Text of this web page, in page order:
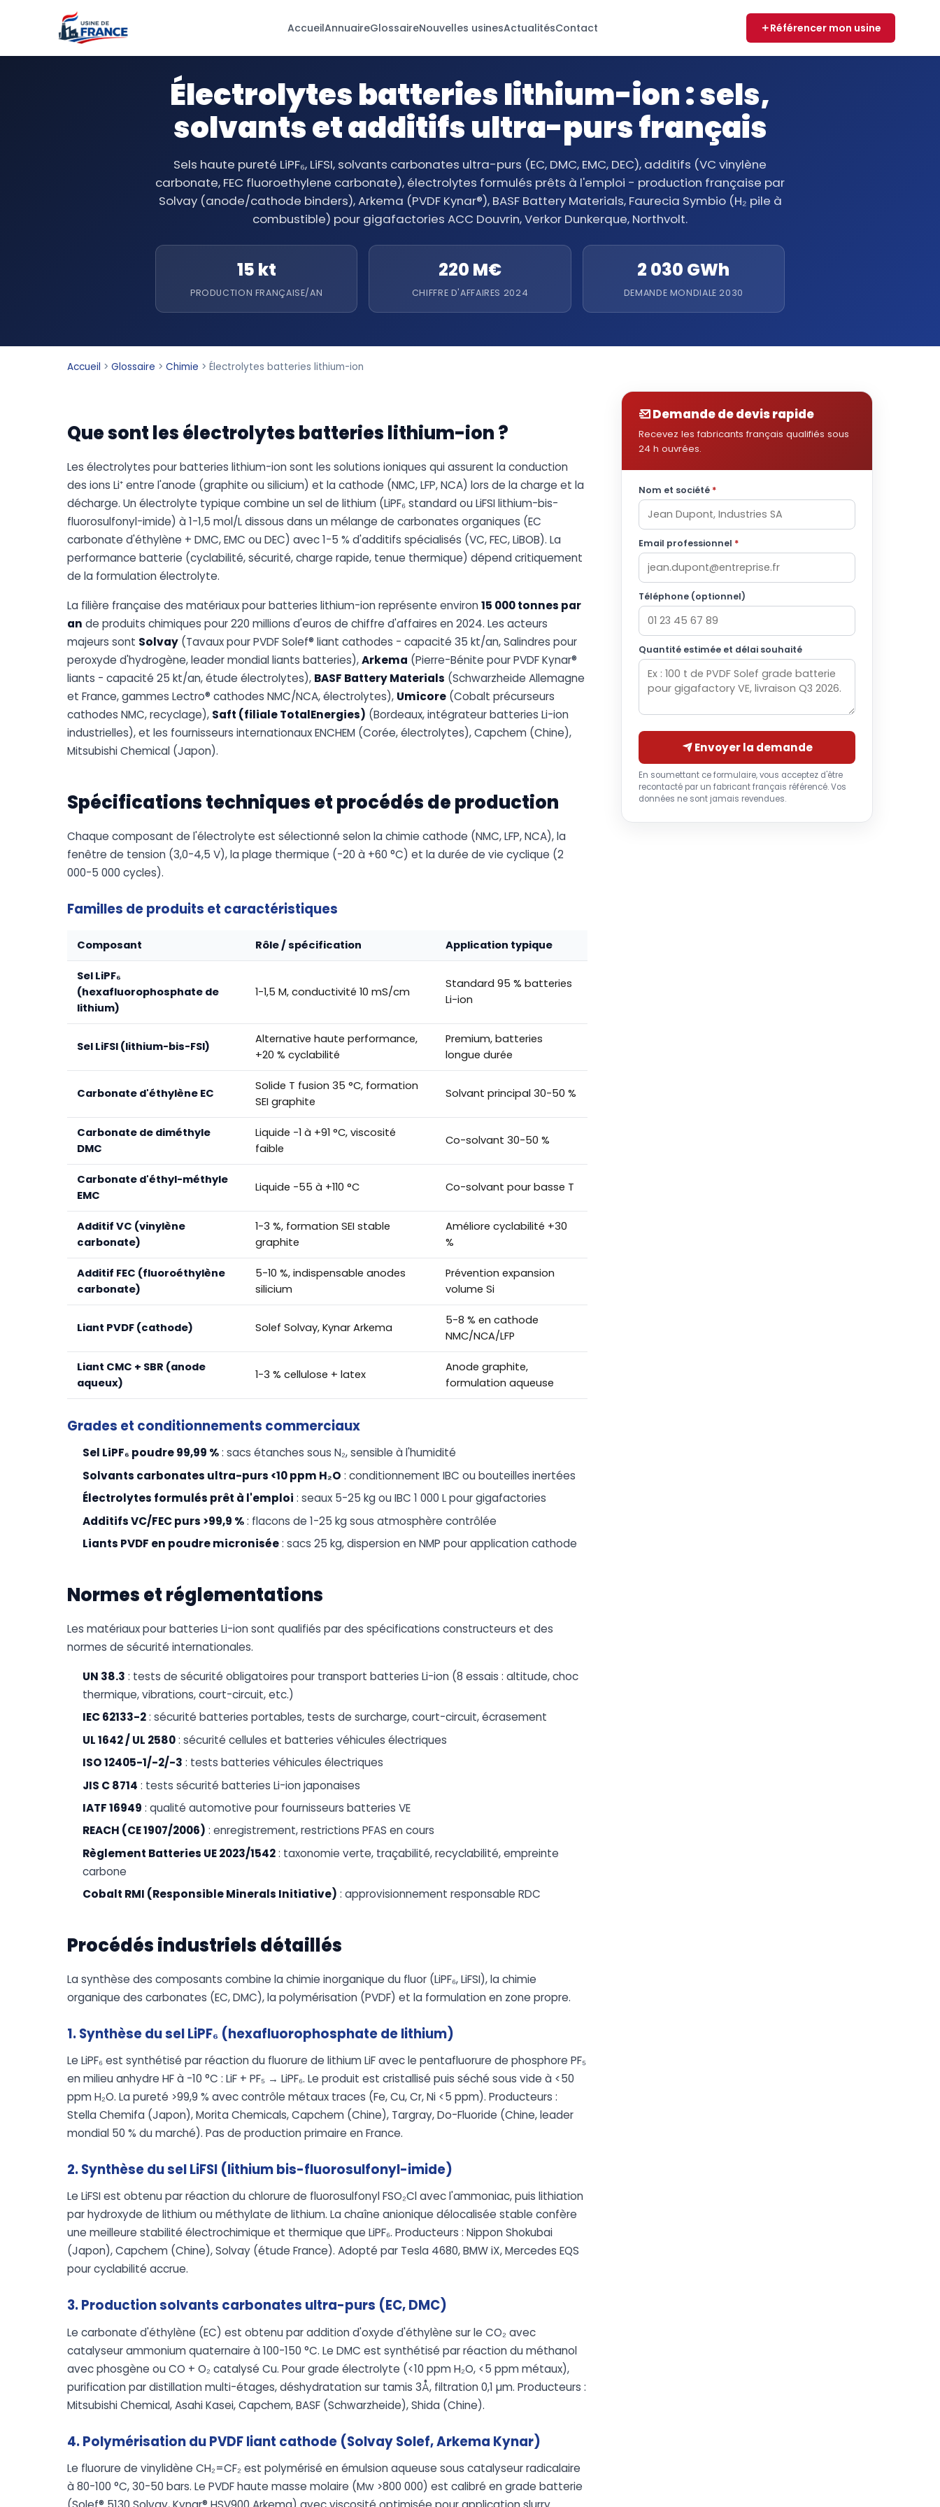
AccueilAnnuaireGlossaireNouvelles usinesActualitésContact Référencer mon usine
Électrolytes batteries lithium-ion : sels,
solvants et additifs ultra-purs français
Sels haute pureté LiPF₆, LiFSI, solvants carbonates ultra-purs (EC, DMC, EMC, DEC), additifs (VC vinylène
carbonate, FEC fluoroethylene carbonate), électrolytes formulés prêts à l'emploi - production française par
Solvay (anode/cathode binders), Arkema (PVDF Kynar®), BASF Battery Materials, Faurecia Symbio (H₂ pile à
combustible) pour gigafactories ACC Douvrin, Verkor Dunkerque, Northvolt.
15 kt
PRODUCTION FRANÇAISE/AN
220 M€
CHIFFRE D'AFFAIRES 2024
2 030 GWh
DEMANDE MONDIALE 2030
Accueil > Glossaire > Chimie > Électrolytes batteries lithium-ion
Que sont les électrolytes batteries lithium-ion ?
Les électrolytes pour batteries lithium-ion sont les solutions ioniques qui assurent la conduction
des ions Li⁺ entre l'anode (graphite ou silicium) et la cathode (NMC, LFP, NCA) lors de la charge et la
décharge. Un électrolyte typique combine un sel de lithium (LiPF₆ standard ou LiFSI lithium-bis-
fluorosulfonyl-imide) à 1-1,5 mol/L dissous dans un mélange de carbonates organiques (EC
carbonate d'éthylène + DMC, EMC ou DEC) avec 1-5 % d'additifs spécialisés (VC, FEC, LiBOB). La
performance batterie (cyclabilité, sécurité, charge rapide, tenue thermique) dépend critiquement
de la formulation électrolyte.
La filière française des matériaux pour batteries lithium-ion représente environ 15 000 tonnes par
an de produits chimiques pour 220 millions d'euros de chiffre d'affaires en 2024. Les acteurs
majeurs sont Solvay (Tavaux pour PVDF Solef® liant cathodes - capacité 35 kt/an, Salindres pour
peroxyde d'hydrogène, leader mondial liants batteries),Arkema (Pierre-Bénite pour PVDF Kynar®
liants - capacité 25 kt/an, étude électrolytes), BASF Battery Materials (Schwarzheide Allemagne
et France, gammes Lectro® cathodes NMC/NCA, électrolytes), Umicore (Cobalt précurseurs
cathodes NMC, recyclage), Saft (filiale TotalEnergies) (Bordeaux, intégrateur batteries Li-ion
industrielles), et les fournisseurs internationaux ENCHEM (Corée, électrolytes), Capchem (Chine),
Mitsubishi Chemical (Japon).
Spécifications techniques et procédés de production
Chaque composant de l'électrolyte est sélectionné selon la chimie cathode (NMC, LFP, NCA), la
fenêtre de tension (3,0-4,5 V), la plage thermique (-20 à +60 °C) et la durée de vie cyclique (2
000-5 000 cycles).
Familles de produits et caractéristiques
Composant Rôle / spécification Application typique
Sel LiPF₆
(hexafluorophosphate de
lithium)
1-1,5 M, conductivité 10 mS/cm
Standard 95 % batteries
Li-ion
Sel LiFSI (lithium-bis-FSI)
Alternative haute performance,
+20 % cyclabilité
Premium, batteries
longue durée
Carbonate d'éthylène EC
Solide T fusion 35 °C, formation
SEI graphite
Solvant principal 30-50 %
Carbonate de diméthyle
DMC
Liquide -1 à +91 °C, viscosité
faible
Co-solvant 30-50 %
Carbonate d'éthyl-méthyle
EMC
Liquide -55 à +110 °C Co-solvant pour basse T
Additif VC (vinylène
carbonate)
1-3 %, formation SEI stable
graphite
Améliore cyclabilité +30
%
Additif FEC (fluoroéthylène
carbonate)
5-10 %, indispensable anodes
silicium
Prévention expansion
volume Si
Liant PVDF (cathode) Solef Solvay, Kynar Arkema
5-8 % en cathode
NMC/NCA/LFP
Liant CMC + SBR (anode
aqueux)
1-3 % cellulose + latex
Anode graphite,
formulation aqueuse
Grades et conditionnements commerciaux
Sel LiPF₆ poudre 99,99 %: sacs étanches sous N₂, sensible à l'humidité
Solvants carbonates ultra-purs <10 ppm H₂O : conditionnement IBC ou bouteilles inertées
Électrolytes formulés prêt à l'emploi : seaux 5-25 kg ou IBC 1 000 L pour gigafactories
Additifs VC/FEC purs >99,9 %: flacons de 1-25 kg sous atmosphère contrôlée
Liants PVDF en poudre micronisée: sacs 25 kg, dispersion en NMP pour application cathode
Normes et réglementations
Les matériaux pour batteries Li-ion sont qualifiés par des spécifications constructeurs et des
normes de sécurité internationales.
UN 38.3 : tests de sécurité obligatoires pour transport batteries Li-ion (8 essais : altitude, choc
thermique, vibrations, court-circuit, etc.)
IEC 62133-2: sécurité batteries portables, tests de surcharge, court-circuit, écrasement
UL 1642 / UL 2580: sécurité cellules et batteries véhicules électriques
ISO 12405-1/-2/-3 : tests batteries véhicules électriques
JIS C 8714 : tests sécurité batteries Li-ion japonaises
IATF 16949 : qualité automotive pour fournisseurs batteries VE
REACH (CE 1907/2006) : enregistrement, restrictions PFAS en cours
Règlement Batteries UE 2023/1542: taxonomie verte, traçabilité, recyclabilité, empreinte
carbone
Cobalt RMI (Responsible Minerals Initiative) : approvisionnement responsable RDC
Procédés industriels détaillés
La synthèse des composants combine la chimie inorganique du fluor (LiPF₆, LiFSI), la chimie
organique des carbonates (EC, DMC), la polymérisation (PVDF) et la formulation en zone propre.
1. Synthèse du sel LiPF₆ (hexafluorophosphate de lithium)
Le LiPF₆ est synthétisé par réaction du fluorure de lithium LiF avec le pentafluorure de phosphore PF₅
en milieu anhydre HF à -10 °C : LiF + PF₅ → LiPF₆. Le produit est cristallisé puis séché sous vide à <50
ppm H₂O. La pureté >99,9 % avec contrôle métaux traces (Fe, Cu, Cr, Ni <5 ppm). Producteurs :
Stella Chemifa (Japon), Morita Chemicals, Capchem (Chine), Targray, Do-Fluoride (Chine, leader
mondial 50 % du marché). Pas de production primaire en France.
2. Synthèse du sel LiFSI (lithium bis-fluorosulfonyl-imide)
Le LiFSI est obtenu par réaction du chlorure de fluorosulfonyl FSO₂Cl avec l'ammoniac, puis lithiation
par hydroxyde de lithium ou méthylate de lithium. La chaîne anionique délocalisée stable confère
une meilleure stabilité électrochimique et thermique que LiPF₆. Producteurs : Nippon Shokubai
(Japon), Capchem (Chine), Solvay (étude France). Adopté par Tesla 4680, BMW iX, Mercedes EQS
pour cyclabilité accrue.
3. Production solvants carbonates ultra-purs (EC, DMC)
Le carbonate d'éthylène (EC) est obtenu par addition d'oxyde d'éthylène sur le CO₂ avec
catalyseur ammonium quaternaire à 100-150 °C. Le DMC est synthétisé par réaction du méthanol
avec phosgène ou CO + O₂ catalysé Cu. Pour grade électrolyte (<10 ppm H₂O, <5 ppm métaux),
purification par distillation multi-étages, déshydratation sur tamis 3Å, filtration 0,1 µm. Producteurs :
Mitsubishi Chemical, Asahi Kasei, Capchem, BASF (Schwarzheide), Shida (Chine).
4. Polymérisation du PVDF liant cathode (Solvay Solef, Arkema Kynar)
Le fluorure de vinylidène CH₂=CF₂ est polymérisé en émulsion aqueuse sous catalyseur radicalaire
à 80-100 °C, 30-50 bars. Le PVDF haute masse molaire (Mw >800 000) est calibré en grade batterie
Demande de devis rapide
Recevez les fabricants français qualifiés sous
24 h ouvrées.
Nom et société *
Email professionnel *
Téléphone (optionnel)
Quantité estimée et délai souhaité
Envoyer la demande
En soumettant ce formulaire, vous acceptez d'être
recontacté par un fabricant français référencé. Vos
données ne sont jamais revendues.